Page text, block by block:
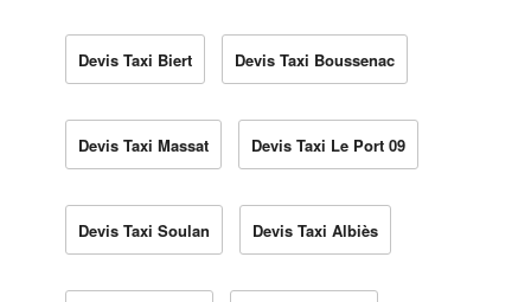
Devis Taxi Biert Devis Taxi Boussenac
Devis Taxi Massat Devis Taxi Le Port 09
Devis Taxi Soulan Devis Taxi Albiès